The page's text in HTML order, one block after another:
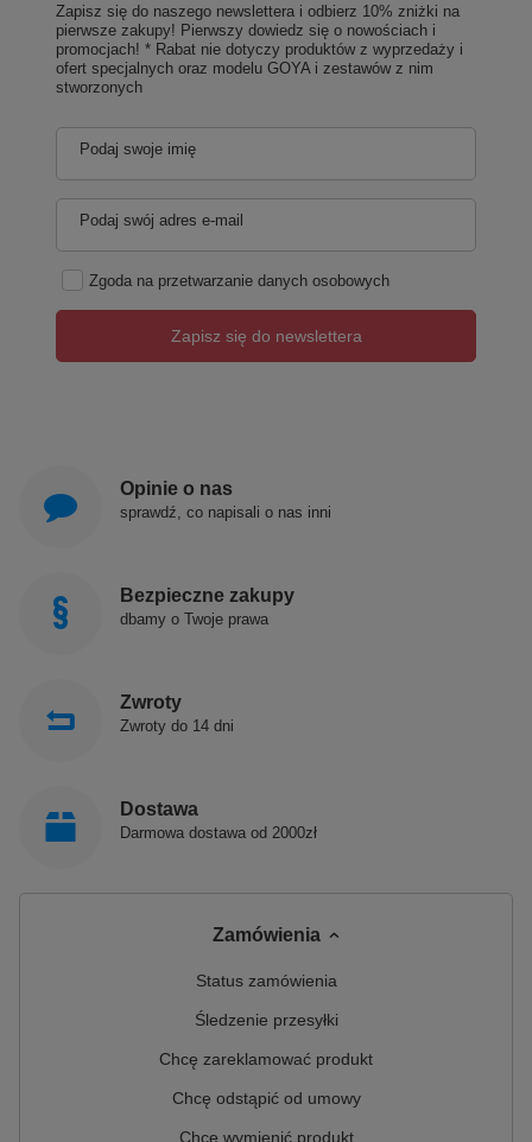
Zapisz się do naszego newslettera i odbierz 10% zniżki na
pierwsze zakupy! Pierwszy dowiedz się o nowościach i
promocjach! * Rabat nie dotyczy produktów z wyprzedaży i
ofert specjalnych oraz modelu GOYA i zestawów z nim
stworzonych
Podaj swoje imię
Podaj swój adres e-mail
Zgoda na przetwarzanie danych osobowych
Zapisz się do newslettera
Opinie o nas
sprawdź, co napisali o nas inni
Bezpieczne zakupy
dbamy o Twoje prawa
Zwroty
Zwroty do 14 dni
Dostawa
Darmowa dostawa od 2000zł
Zamówienia
Status zamówienia
Śledzenie przesyłki
Chcę zareklamować produkt
Chcę odstąpić od umowy
Chcę wymienić produkt